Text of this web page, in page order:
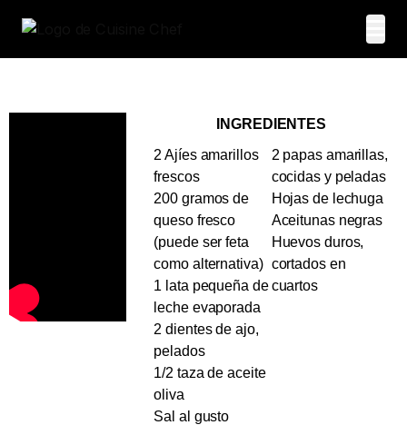
INGREDIENTES
2 Ajíes amarillos
frescos
200 gramos de
queso fresco
(puede ser feta
como alternativa)
1 lata pequeña de
leche evaporada
2 dientes de ajo,
pelados
1/2 taza de aceite
oliva
Sal al gusto
2 papas amarillas,
cocidas y peladas
Hojas de lechuga
Aceitunas negras
Huevos duros,
cortados en
cuartos